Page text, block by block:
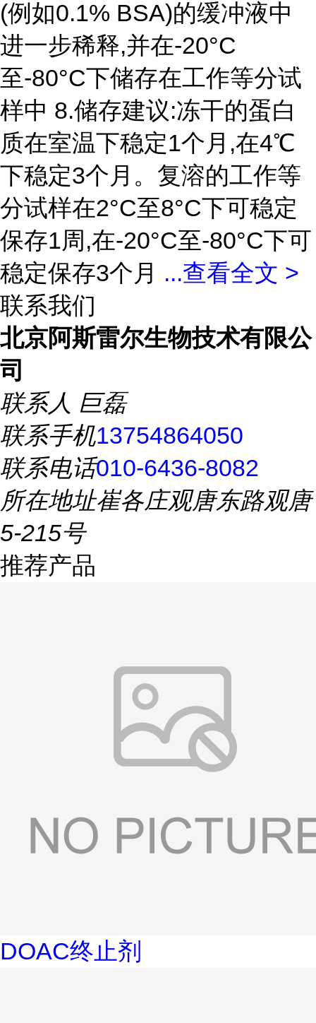
(例如0.1% BSA)的缓冲液中
进一步稀释,并在-20°C
至-80°C下储存在工作等分试
样中 8.储存建议:冻干的蛋白
质在室温下稳定1个月,在4℃
下稳定3个月。复溶的工作等
分试样在2°C至8°C下可稳定
保存1周,在-20°C至-80°C下可
稳定保存3个月 ...查看全文 >
联系我们
北京阿斯雷尔生物技术有限公
司
联系人 巨磊
联系手机13754864050
联系电话010-6436-8082
所在地址崔各庄观唐东路观唐
5-215号
推荐产品
DOAC终止剂